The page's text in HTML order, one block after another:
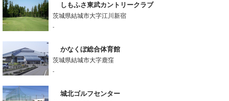
しもふさ東武カントリークラブ
茨城県結城市大字江川新宿
-
かなくぼ総合体育館
茨城県結城市大字鹿窪
-
城北ゴルフセンター